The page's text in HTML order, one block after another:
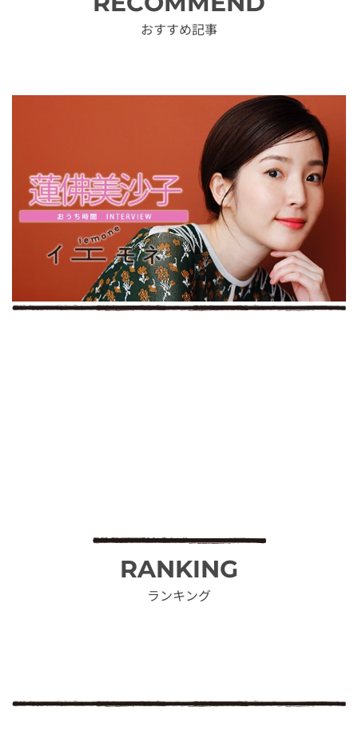
おすすめ記事
RANKING
ランキング